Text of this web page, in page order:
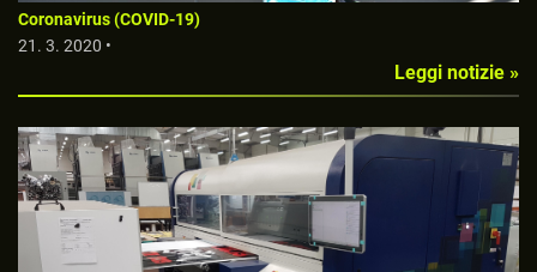
Coronavirus (COVID-19)
21. 3. 2020 •
Leggi notizie »